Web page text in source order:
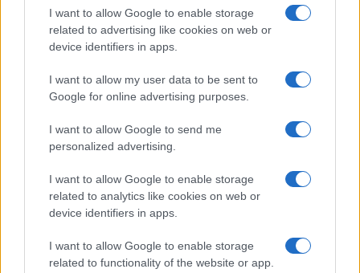
I want to allow Google to enable storage
related to advertising like cookies on web or
device identifiers in apps.
I want to allow my user data to be sent to
Google for online advertising purposes.
I want to allow Google to send me
personalized advertising.
I want to allow Google to enable storage
related to analytics like cookies on web or
device identifiers in apps.
I want to allow Google to enable storage
related to functionality of the website or app.
F
a
ce
b
o
o
k
T
w
it
te
r
Pi
n
te
re
st
W
h
at
s
A
p
p
S
h
a
re
Articolo precedente
Prossimo articolo
NOTIZIE RECENTI
Migliori agenzie per l’Attestazione SOA in Italia: